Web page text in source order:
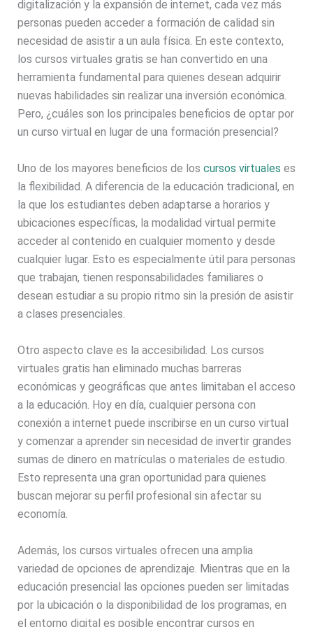
digitalización y la expansión de internet, cada vez más
personas pueden acceder a formación de calidad sin
necesidad de asistir a un aula física. En este contexto,
los cursos virtuales gratis se han convertido en una
herramienta fundamental para quienes desean adquirir
nuevas habilidades sin realizar una inversión económica.
Pero, ¿cuáles son los principales beneficios de optar por
un curso virtual en lugar de una formación presencial?
Uno de los mayores beneficios de los cursos virtuales es
la flexibilidad. A diferencia de la educación tradicional, en
la que los estudiantes deben adaptarse a horarios y
ubicaciones específicas, la modalidad virtual permite
acceder al contenido en cualquier momento y desde
cualquier lugar. Esto es especialmente útil para personas
que trabajan, tienen responsabilidades familiares o
desean estudiar a su propio ritmo sin la presión de asistir
a clases presenciales.
Otro aspecto clave es la accesibilidad. Los cursos
virtuales gratis han eliminado muchas barreras
económicas y geográficas que antes limitaban el acceso
a la educación. Hoy en día, cualquier persona con
conexión a internet puede inscribirse en un curso virtual
y comenzar a aprender sin necesidad de invertir grandes
sumas de dinero en matrículas o materiales de estudio.
Esto representa una gran oportunidad para quienes
buscan mejorar su perfil profesional sin afectar su
economía.
Además, los cursos virtuales ofrecen una amplia
variedad de opciones de aprendizaje. Mientras que en la
educación presencial las opciones pueden ser limitadas
por la ubicación o la disponibilidad de los programas, en
el entorno digital es posible encontrar cursos en